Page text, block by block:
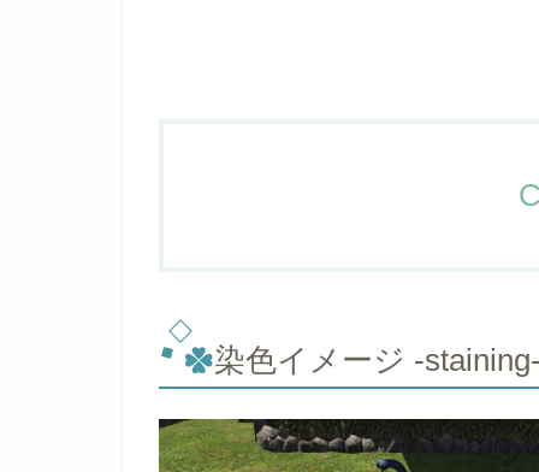
染色イメージ -